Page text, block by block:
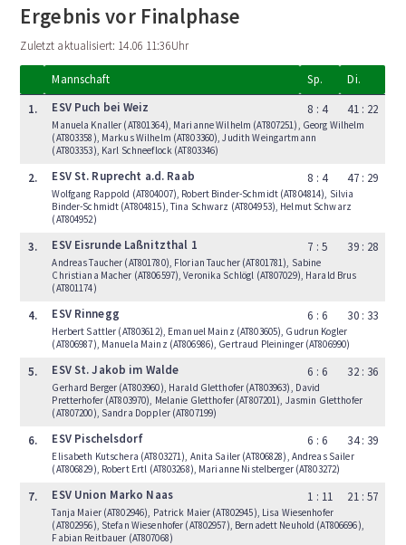
Ergebnis vor Finalphase
Zuletzt aktualisiert: 14.06 11:36Uhr
Mannschaft Sp.
Di.
1.
ESV Puch bei Weiz
Manuela Knaller (AT801364), Marianne Wilhelm (AT807251), Georg Wilhelm
(AT803358), Markus Wilhelm (AT803360), Judith Weingartmann
(AT803353), Karl Schneeflock (AT803346)
8 : 4 41 : 22
2. ESV St. Ruprecht a.d. Raab
Wolfgang Rappold (AT804007), Robert Binder-Schmidt (AT804814), Silvia
Binder-Schmidt (AT804815), Tina Schwarz (AT804953), Helmut Schwarz
(AT804952)
8 : 4 47 : 29
3. ESV Eisrunde Laßnitzthal 1
Andreas Taucher (AT801780), Florian Taucher (AT801781), Sabine
Christiana Macher (AT806597), Veronika Schlögl (AT807029), Harald Brus
(AT801174)
7 : 5 39 : 28
4. ESV Rinnegg
Herbert Sattler (AT803612), Emanuel Mainz (AT803605), Gudrun Kogler
(AT806987), Manuela Mainz (AT806986), Gertraud Pleininger (AT806990)
6 : 6 30 : 33
5. ESV St. Jakob im Walde
Gerhard Berger (AT803960), Harald Gletthofer (AT803963), David
Pretterhofer (AT803970), Melanie Gletthofer (AT807201), Jasmin Gletthofer
(AT807200), Sandra Doppler (AT807199)
6 : 6 32 : 36
6. ESV Pischelsdorf
Elisabeth Kutschera (AT803271), Anita Sailer (AT806828), Andreas Sailer
(AT806829), Robert Ertl (AT803268), Marianne Nistelberger (AT803272)
6 : 6 34 : 39
7. ESV Union Marko Naas
Tanja Maier (AT802946), Patrick Maier (AT802945), Lisa Wiesenhofer
(AT802956), Stefan Wiesenhofer (AT802957), Bernadett Neuhold (AT806696),
Fabian Reitbauer (AT807068)
1 : 11 21 : 57